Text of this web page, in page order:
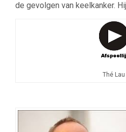
de gevolgen van keelkanker.
Thé Lau